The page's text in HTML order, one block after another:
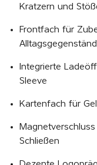
Kratzern und
Frontfach für
Integrierte
Sleeve
Kartenfach für
Schließen